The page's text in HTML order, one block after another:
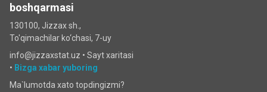
boshqarmasi
130100, Jizzax sh.,
To'qimachilar ko‘chаsi, 7-uy
info@jizzaxstat.uz • Sayt xaritasi
• Bizga xabar yuboring
Ma`lumotda xato topdingizmi?